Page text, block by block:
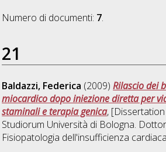
Numero di documenti: 7.
21
Baldazzi, Federica (2009)Rilascio dei
miocardico dopo iniezione diretta per
staminali e terapia genica,
Studiorum Università di Bologna.
Fisiopatologia dell'insufficienza cardiaca